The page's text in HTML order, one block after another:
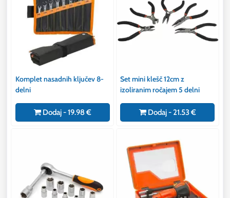
Komplet nasadnih ključev 8-
delni
Dodaj - 19.98 €
Set mini klešč 12cm z
izoliranim ročajem 5 delni
Dodaj - 21.53 €